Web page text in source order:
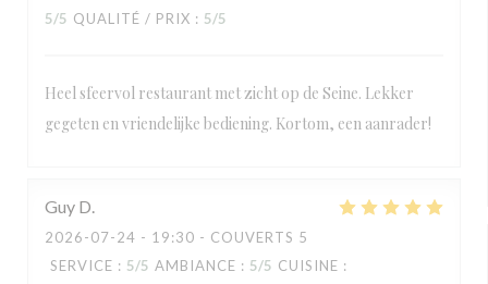
5/5 QUALITÉ / PRIX : 5/5
Heel sfeervol restaurant met zicht op de Seine. Lekker
gegeten en vriendelijke bediening. Kortom, een aanrader!
Guy D
2026-07-24 - 19:30 - COUVERTS 5
SERVICE : 5/5 AMBIANCE : 5/5 CUISINE :